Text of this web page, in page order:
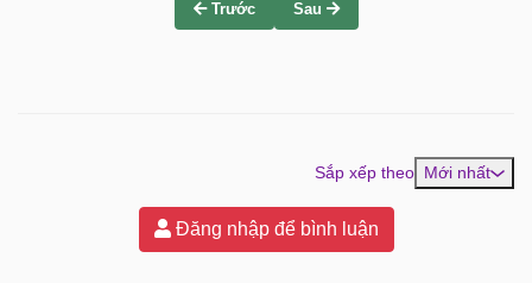
Trước Sau
Sắp xếp theo Mới nhất
Đăng nhập để bình luận